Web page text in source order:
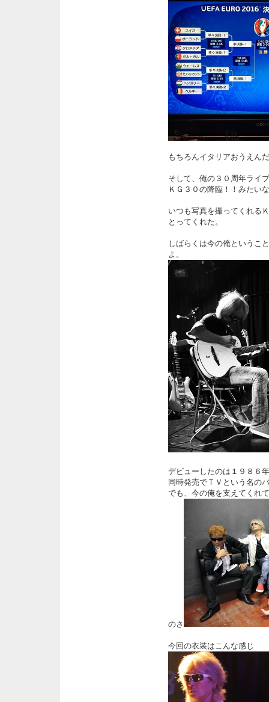
もちろんイタリアおうえ
そして、俺の３０周年ライ
ＫＧ３０の降臨！！みたい
いつも写真を撮ってくれる
とってくれた。
しばらくは今の俺というこ
よ。
デビューしたのは１９８６
同時発売でＴＶという名の
でも、今の俺を支えてくれ
のさ
今回の衣装はこんな感じ